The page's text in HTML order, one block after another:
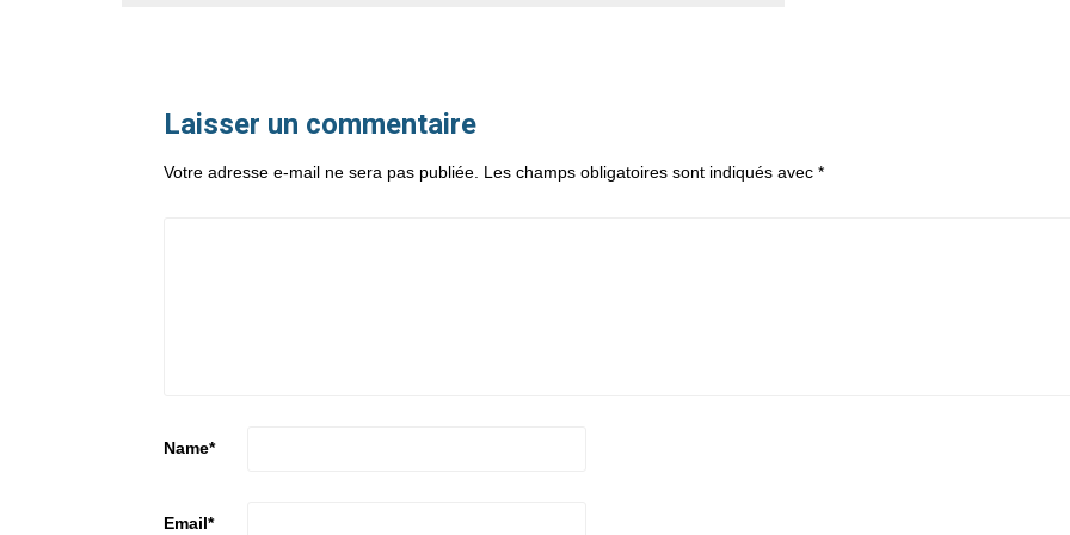
Laisser un commentaire
Votre adresse e-mail ne sera pas publiée. Les champs obligatoires sont indiqués avec *
Name*
Email*